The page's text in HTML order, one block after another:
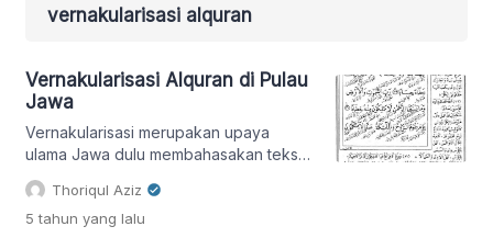
vernakularisasi alquran
Vernakularisasi Alquran di Pulau
Jawa
Vernakularisasi merupakan upaya
ulama Jawa dulu membahasakan teks
Arab yang terbatas ke dalam konteks
yang dinamis.
Thoriqul Aziz
5 tahun yang lalu